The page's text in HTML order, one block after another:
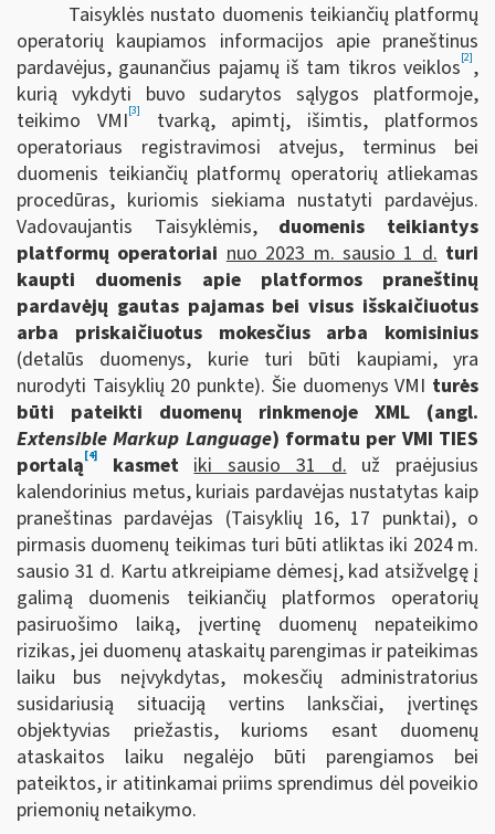
Taisyklės nustato duomenis teikiančių platformų
operatorių kaupiamos informacijos apie praneštinus
pardavėjus, gaunančius pajamų iš tam tikros veiklos[2],
kurią vykdyti buvo sudarytos sąlygos platformoje,
teikimo VMI[3]
tvarką, apimtį, išimtis, platformos
operatoriaus registravimosi atvejus, terminus bei
duomenis teikiančių platformų operatorių atliekamas
procedūras, kuriomis siekiama nustatyti pardavėjus.
Vadovaujantis Taisyklėmis, duomenis teikiantys
platformų operatoriai nuo 2023 m. sausio 1 d. turi
kaupti duomenis apie
platformos praneštinų
pardavėjų gautas pajamas bei visus išskaičiuotus
arba priskaičiuotus mokesčius arba komisinius
(detalūs duomenys, kurie turi būti kaupiami, yra
nurodyti Taisyklių 20 punkte). Šie duomenys VMI turės
būti pateikti duomenų rinkmenoje XML (angl.
Extensible Markup Language) formatu per VMI TIES
portalą[4] kasmetiki sausio 31 d.už praėjusius
kalendorinius metus, kuriais pardavėjas nustatytas kaip
praneštinas pardavėjas (Taisyklių 16, 17 punktai), o
pirmasis duomenų teikimas turi būti atliktas iki 2024 m.
sausio 31 d. Kartu atkreipiame dėmesį, kad atsižvelgę į
galimą duomenis teikiančių platformos operatorių
pasiruošimo laiką, įvertinę duomenų nepateikimo
rizikas, jei duomenų ataskaitų parengimas ir pateikimas
laiku bus neįvykdytas, mokesčių administratorius
susidariusią situaciją vertins lanksčiai, įvertinęs
objektyvias priežastis, kurioms esant duomenų
ataskaitos laiku negalėjo būti parengiamos bei
pateiktos, ir atitinkamai priims sprendimus dėl poveikio
priemonių netaikymo.